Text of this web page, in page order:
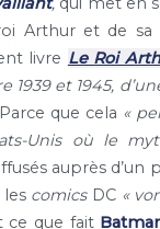
Arthur et de sa
livre Le Roi
1939 et 1945,
que cela «
Unis où le
auprès
comics DC «
ce que fait